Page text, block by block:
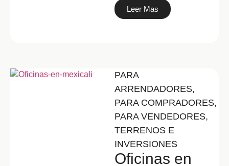
Leer Mas
PARA
ARRENDADORES,
PARA COMPRADORES,
PARA VENDEDORES,
TERRENOS E
INVERSIONES
Oficinas en